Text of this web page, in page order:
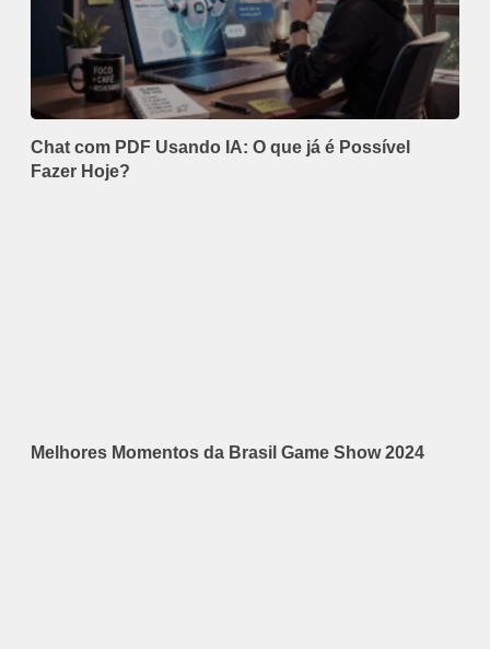
Chat com PDF Usando IA: O que já é Possível
Fazer Hoje?
Melhores Momentos da Brasil Game Show 2024